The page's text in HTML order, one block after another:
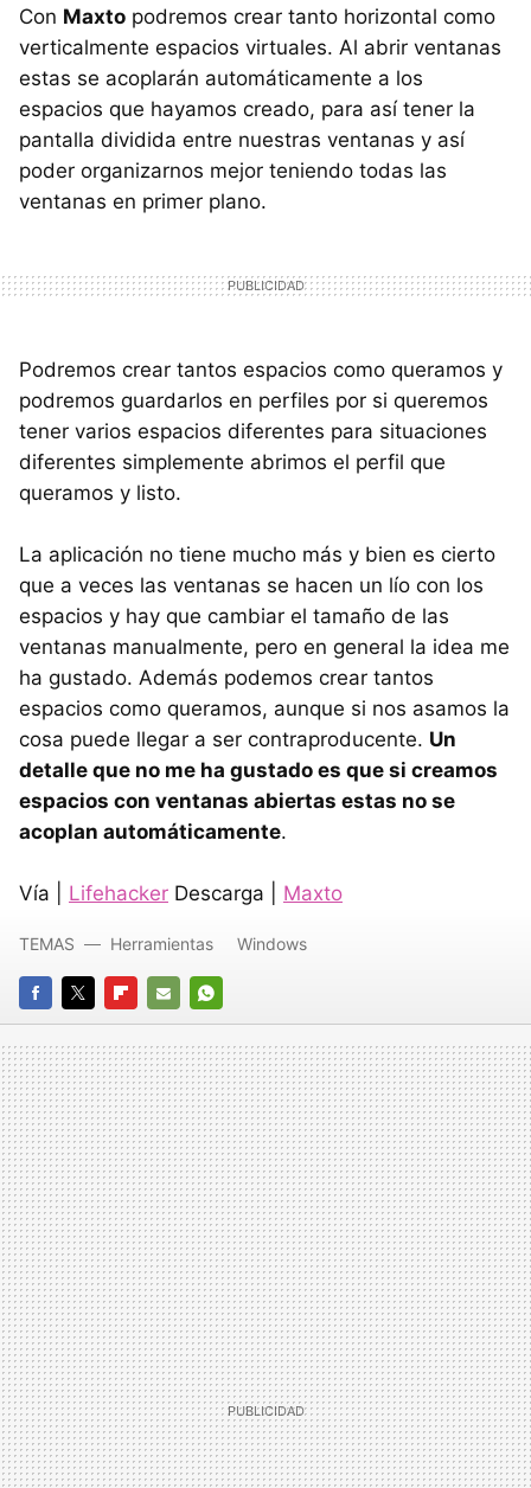
Con Maxto podremos crear tanto horizontal como
verticalmente espacios virtuales. Al abrir ventanas
estas se acoplarán automáticamente a los
espacios que hayamos creado, para así tener la
pantalla dividida entre nuestras ventanas y así
poder organizarnos mejor teniendo todas las
ventanas en primer plano.
Podremos crear tantos espacios como queramos y
podremos guardarlos en perfiles por si queremos
tener varios espacios diferentes para situaciones
diferentes simplemente abrimos el perfil que
queramos y listo.
La aplicación no tiene mucho más y bien es cierto
que a veces las ventanas se hacen un lío con los
espacios y hay que cambiar el tamaño de las
ventanas manualmente, pero en general la idea me
ha gustado. Además podemos crear tantos
espacios como queramos, aunque si nos asamos la
cosa puede llegar a ser contraproducente. Un
detalle que no me ha gustado es que si creamos
espacios con ventanas abiertas estas no se
acoplan automáticamente.
Vía | Lifehacker Descarga | Maxto
FACEBOOK
TWITTERFLIPBOARD
E-
MAIL
WHATSAPP
TEMAS Herramientas Windows